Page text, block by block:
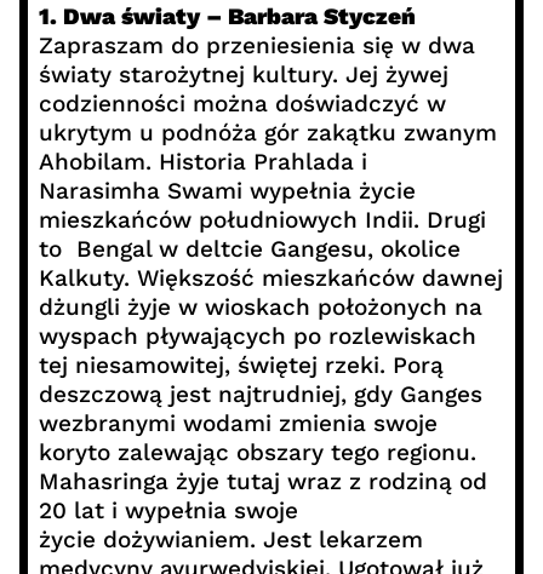
1. Dwa światy – Barbara Styczeń
Zapraszam do przeniesienia się w dwa
światy starożytnej kultury. Jej żywej
codzienności można doświadczyć w
ukrytym u podnóża gór zakątku zwanym
Ahobilam. Historia Prahlada i
Narasimha Swami wypełnia życie
mieszkańców południowych Indii. Drugi
to Bengal w deltcie Gangesu, okolice
Kalkuty. Większość mieszkańców dawnej
dżungli żyje w wioskach położonych na
wyspach pływających po rozlewiskach
tej niesamowitej, świętej rzeki. Porą
deszczową jest najtrudniej, gdy Ganges
wezbranymi wodami zmienia swoje
koryto zalewając obszary tego regionu.
Mahasringa żyje tutaj wraz z rodziną od
20 lat i wypełnia swoje
życie dożywianiem. Jest lekarzem